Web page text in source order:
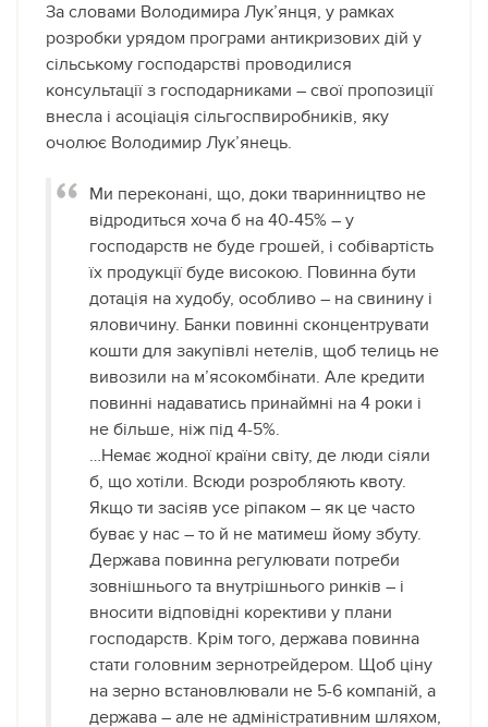
За словами Володимира Лук’янця, у рамках
розробки урядом програми антикризових дій у
сільському господарстві проводилися
консультації з господарниками – свої пропозиції
внесла і асоціація сільгоспвиробників, яку
очолює Володимир Лук’янець.
Ми переконані, що, доки тваринництво не
відродиться хоча б на 40-45% – у
господарств не буде грошей, і собівартість
їх продукції буде високою. Повинна бути
дотація на худобу, особливо – на свинину і
яловичину. Банки повинні сконцентрувати
кошти для закупівлі нетелів, щоб телиць не
вивозили на м’ясокомбінати. Але кредити
повинні надаватись принаймні на 4 роки і
не більше, ніж під 4-5%.
…Немає жодної країни світу, де люди сіяли
б, що хотіли. Всюди розробляють квоту.
Якщо ти засіяв усе ріпаком – як це часто
буває у нас – то й не матимеш йому збуту.
Держава повинна регулювати потреби
зовнішнього та внутрішнього ринків – і
вносити відповідні корективи у плани
господарств. Крім того, держава повинна
стати головним зернотрейдером. Щоб ціну
на зерно встановлювали не 5-6 компаній, а
держава – але не адміністративним шляхом,